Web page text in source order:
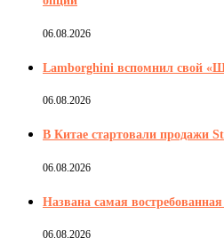
06.08.2026
Lamborghini вспомнил свой
06.08.2026
В Китае стартовали продажи
06.08.2026
Названа самая
06.08.2026